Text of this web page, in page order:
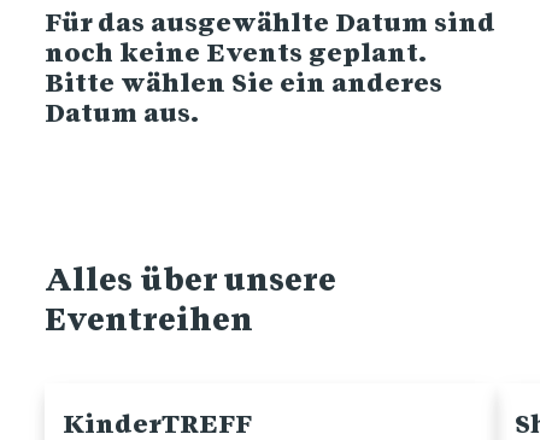
Für das ausgewählte Datum sind
noch keine Events geplant.
Bitte wählen Sie ein anderes
Datum aus.
Alles über unsere
Eventreihen
KinderTREFF